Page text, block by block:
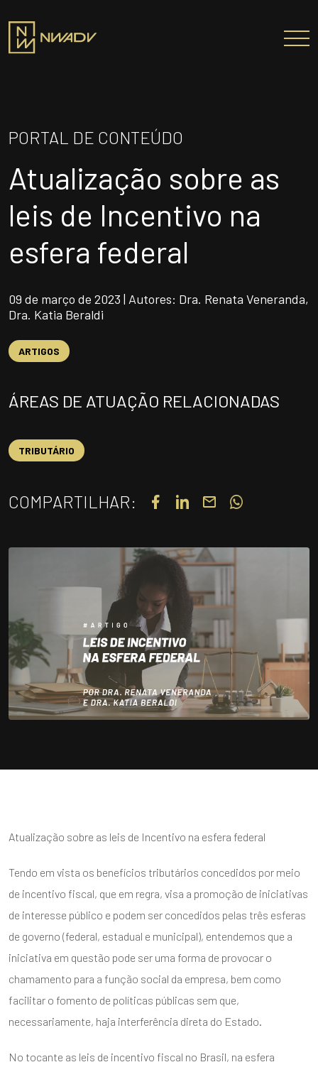
Entregas e Soluções
Pensamento Inovador
Prêmios/Reconhecimentos
PROFISSIONAIS
ÁREAS DE ATUAÇÃO
ATUAÇÃO INTERNACIONAL
OPORTUNIDADES/CARREIRA
PRIVACIDADE
CONTATO
Siga-nos
PORTAL DE CONTEÚDO
Atualização sobre as
leis de Incentivo na
esfera federal
09 de março de 2023 | Autores: Dra. Renata Veneranda,
Dra. Katia Beraldi
ARTIGOS
ÁREAS DE ATUAÇÃO RELACIONADAS
TRIBUTÁRIO
COMPARTILHAR:
Atualização sobre as leis de Incentivo na esfera federal
Tendo em vista os benefícios tributários concedidos por meio
de incentivo fiscal, que em regra, visa a promoção de iniciativas
de interesse público e podem ser concedidos pelas três esferas
de governo (federal, estadual e municipal), entendemos que a
iniciativa em questão pode ser uma forma de provocar o
chamamento para a função social da empresa, bem como
facilitar o fomento de políticas públicas sem que,
necessariamente, haja interferência direta do Estado.
No tocante as leis de incentivo fiscal no Brasil, na esfera